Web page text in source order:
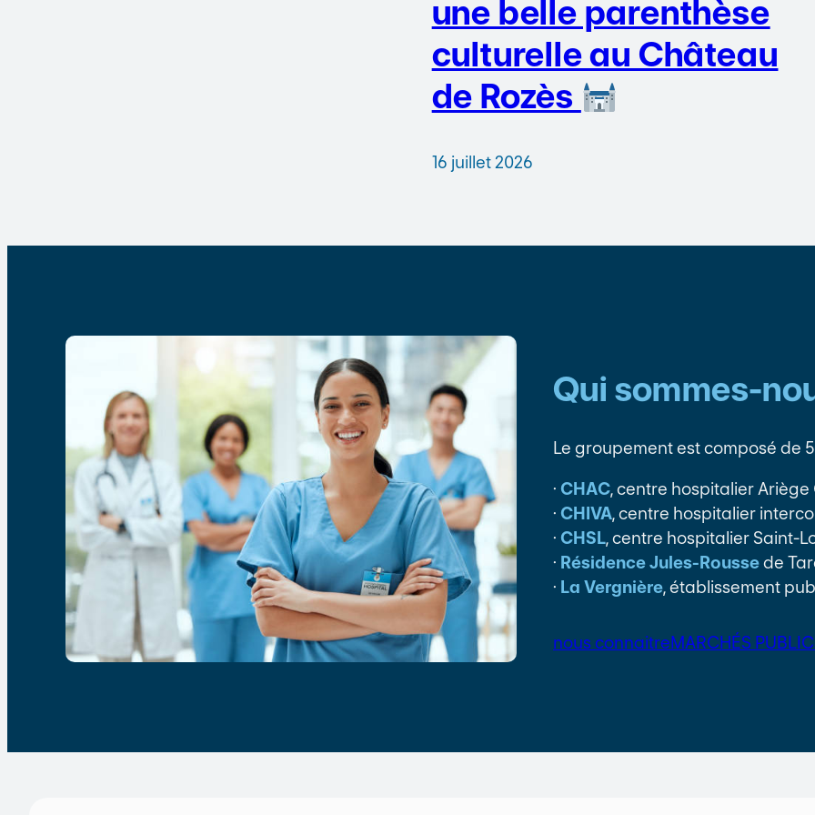
une belle parenthèse
culturelle au Château
de Rozès
16 juillet 2026
Qui sommes-
Le groupement est composé de
· CHAC, centre hospitalier Ariège
· CHIVA, centre hospitalier
· CHSL, centre hospitalier Saint-
· Résidence Jules-Roussede
· La Vergnière, établissement
nous connaitreMARCHÉS